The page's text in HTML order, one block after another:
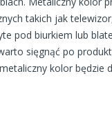
takich jak
pod biurkiem lub
sięgnąć po
kolor będzie